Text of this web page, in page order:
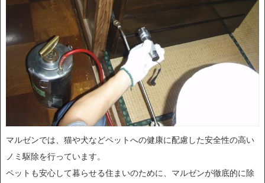
マルゼンでは、猫や犬などペットへの健康に配慮した安全性の高い
ノミ駆除を行っています。
ペットも安心して暮らせる住まいのために、マルゼンが徹底的に除